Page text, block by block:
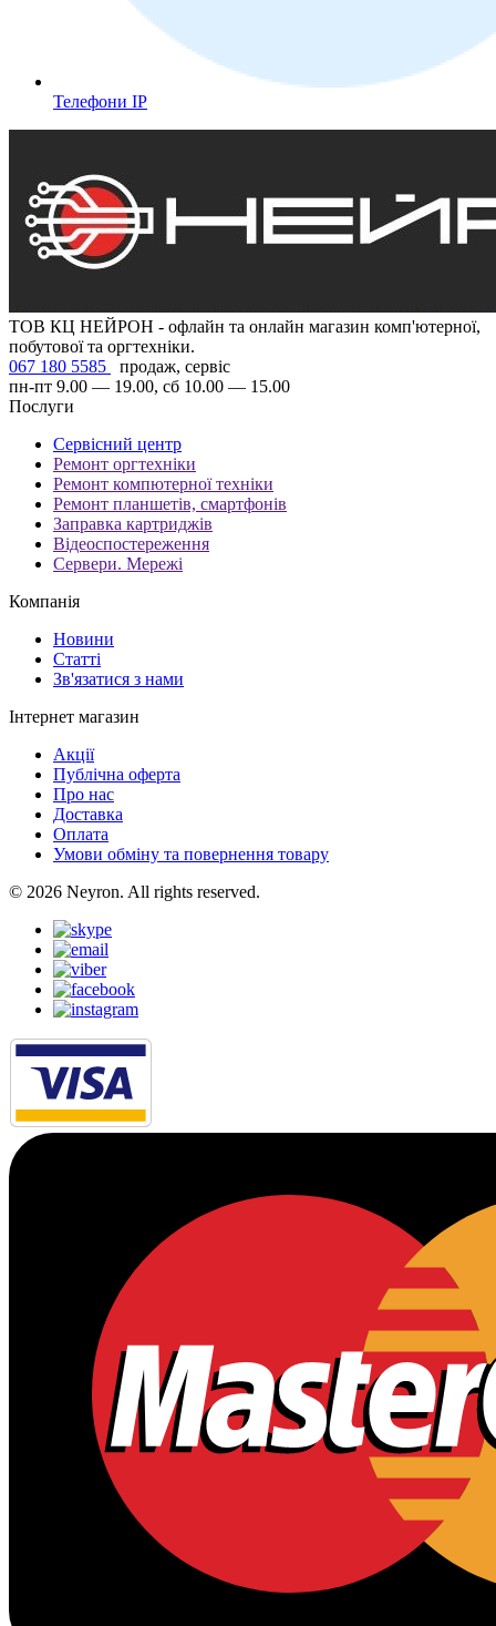
Телефони IP
ТОВ КЦ НЕЙРОН - офлайн та онлайн магазин комп'ютерної,
побутової та оргтехніки.
067 180 5585
продаж, сервіс
пн-пт 9.00 — 19.00, сб 10.00 — 15.00
Послуги
Сервісний центр
Ремонт оргтехніки
Ремонт компютерної техніки
Ремонт планшетів, смартфонів
Заправка картриджів
Відеоспостереження
Сервери. Мережі
Компанія
Новини
Статті
Зв'язатися з нами
Інтернет магазин
Акції
Публічна оферта
Про нас
Доставка
Оплата
Умови обміну та повернення товару
© 2026 Neyron. All rights reserved.